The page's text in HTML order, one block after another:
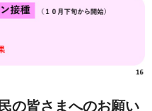
の皆さまへのお願い